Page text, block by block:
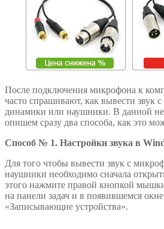
После подключения микрофона к
часто спрашивают, как вывести звук
динамики или наушники. В данной
опишем сразу два способа, как это
Способ № 1. Настройки звука в
Для того чтобы вывести звук с
наушники необходимо сначала
этого нажмите правой кнопкой
на панели задач и в появившемся
«Записывающие устройства».